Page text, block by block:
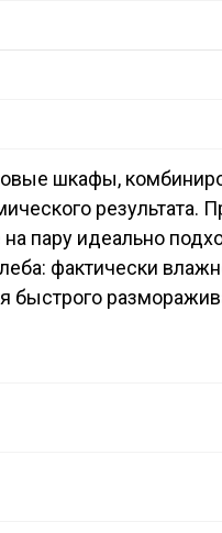
шкафы,
пару идеально
фактически
быстрого